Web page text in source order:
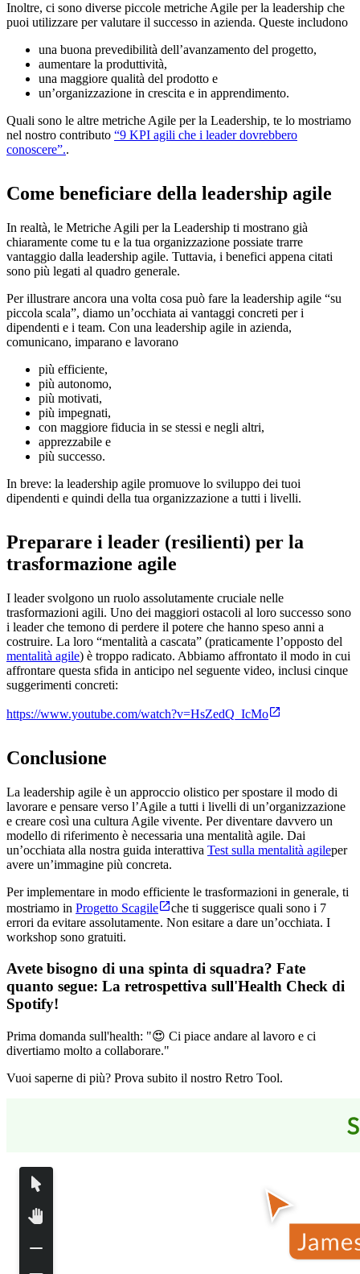
Inoltre, ci sono diverse piccole metriche Agile per la leadership che
puoi utilizzare per valutare il successo in azienda. Queste includono
una buona prevedibilità dell’avanzamento del progetto,
aumentare la produttività,
una maggiore qualità del prodotto e
un’organizzazione in crescita e in apprendimento.
Quali sono le altre metriche Agile per la Leadership, te lo mostriamo
nel nostro contributo “9 KPI agili che i leader dovrebbero
conoscere”..
Come beneficiare della leadership agile
In realtà, le Metriche Agili per la Leadership ti mostrano già
chiaramente come tu e la tua organizzazione possiate trarre
vantaggio dalla leadership agile. Tuttavia, i benefici appena citati
sono più legati al quadro generale.
Per illustrare ancora una volta cosa può fare la leadership agile “su
piccola scala”, diamo un’occhiata ai vantaggi concreti per i
dipendenti e i team. Con una leadership agile in azienda,
comunicano, imparano e lavorano
più efficiente,
più autonomo,
più motivati,
più impegnati,
con maggiore fiducia in se stessi e negli altri,
apprezzabile e
più successo.
In breve: la leadership agile promuove lo sviluppo dei tuoi
dipendenti e quindi della tua organizzazione a tutti i livelli.
Preparare i leader (resilienti) per la
trasformazione agile
I leader svolgono un ruolo assolutamente cruciale nelle
trasformazioni agili. Uno dei maggiori ostacoli al loro successo sono
i leader che temono di perdere il potere che hanno speso anni a
costruire. La loro “mentalità a cascata” (praticamente l’opposto del
mentalità agile) è troppo radicato. Abbiamo affrontato il modo in cui
affrontare questa sfida in anticipo nel seguente video, inclusi cinque
suggerimenti concreti:
https://www.youtube.com/watch?v=HsZedQ_IcMo
Conclusione
La leadership agile è un approccio olistico per spostare il modo di
lavorare e pensare verso l’Agile a tutti i livelli di un’organizzazione
e creare così una cultura Agile vivente. Per diventare davvero un
modello di riferimento è necessaria una mentalità agile. Dai
un’occhiata alla nostra guida interattiva Test sulla mentalità agileper
avere un’immagine più concreta.
Per implementare in modo efficiente le trasformazioni in generale, ti
mostriamo in Progetto Scagile
che ti suggerisce quali sono i 7
errori da evitare assolutamente. Non esitare a dare un’occhiata. I
workshop sono gratuiti.
Avete bisogno di una spinta di squadra? Fate
quanto segue: La retrospettiva sull'Health Check di
Spotify!
Prima domanda sull'health: "😍 Ci piace andare al lavoro e ci
divertiamo molto a collaborare."
Vuoi saperne di più? Prova subito il nostro Retro Tool.